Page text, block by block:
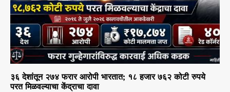
३६ देशांतून २७४ फरार आरोपी भारतात; १८ हजार ७६२ कोटी रुपये
परत मिळवल्याचा केंद्राचा दावा